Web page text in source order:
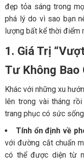
đẹp tỏa sáng trong
phá lý do vì sao bạn
lượng bất kể thời điểm
1. Giá Trị
Tư Không
Khác với những xu
lên trong vài tháng
trang phục có sức
Tính ổn định về
với đường cắt chuẩn
có thể được diện từ